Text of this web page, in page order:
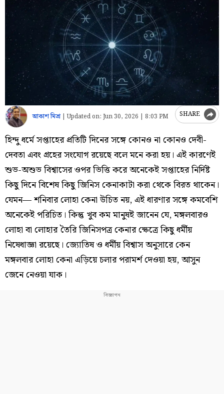
আকাশ মিশ্র |Updated on: Jun 30, 2026 | 8:03 PM SHARE
হিন্দু ধর্মে সপ্তাহের প্রতিটি দিনের সঙ্গে কোনও না কোনও দেবী-
দেবতা এবং গ্রহের সংযোগ রয়েছে বলে মনে করা হয়। এই কারণেই
শুভ-অশুভ বিশ্বাসের ওপর ভিত্তি করে অনেকেই সপ্তাহের নির্দিষ্ট
কিছু দিনে বিশেষ কিছু জিনিস কেনাকাটা করা থেকে বিরত থাকেন।
যেমন— শনিবার লোহা কেনা উচিত নয়, এই ধারণার সঙ্গে কমবেশি
অনেকেই পরিচিত। কিন্তু খুব কম মানুষই জানেন যে, মঙ্গলবারও
লোহা বা লোহার তৈরি জিনিসপত্র কেনার ক্ষেত্রে কিছু ধর্মীয়
নিষেধাজ্ঞা রয়েছে। জ্যোতিষ ও ধর্মীয় বিশ্বাস অনুসারে কেন
মঙ্গলবার লোহা কেনা এড়িয়ে চলার পরামর্শ দেওয়া হয়, আসুন
জেনে নেওয়া যাক।